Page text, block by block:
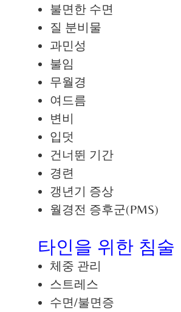
불면한 수면
질 분비물
과민성
불임
무월경
여드름
변비
입덧
건너뛴 기간
경련
갱년기 증상
월경전 증후군(PMS)
타인을 위한 침술
체중 관리
스트레스
수면/불면증